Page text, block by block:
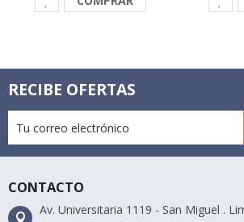
RECIBE OFERTAS
CONTACTO
Av. Universitaria 1119 - San Miguel .